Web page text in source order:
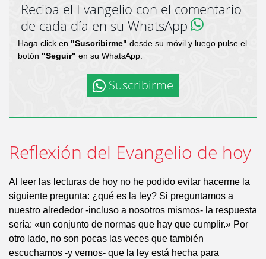
Reciba el Evangelio con el comentario
de cada día en su WhatsApp
Haga click en "Suscribirme" desde su móvil y luego pulse el
botón "Seguir" en su WhatsApp.
Suscribirme
Reflexión del Evangelio de hoy
Al leer las lecturas de hoy no he podido evitar hacerme la
siguiente pregunta: ¿qué es la ley? Si preguntamos a
nuestro alrededor -incluso a nosotros mismos- la respuesta
sería: «un conjunto de normas que hay que cumplir.» Por
otro lado, no son pocas las veces que también
escuchamos -y vemos- que la ley está hecha para